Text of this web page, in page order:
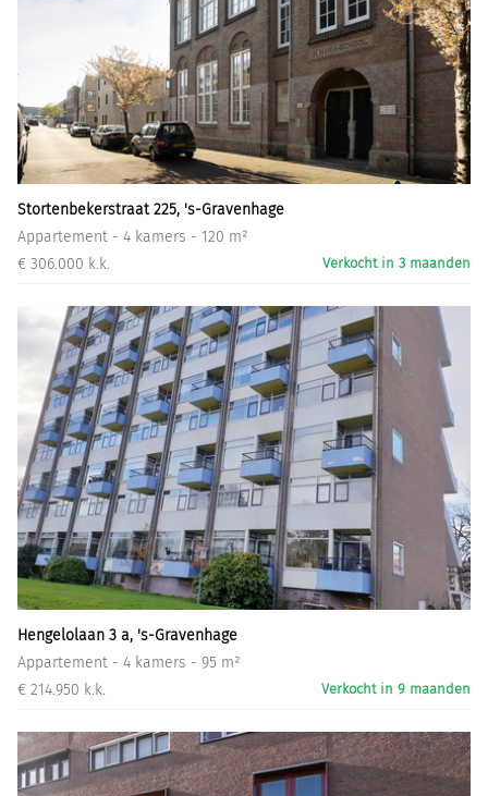
Stortenbekerstraat 225, 's-Gravenhage
Appartement - 4 kamers - 120 m²
€ 306.000 k.k.
Verkocht in 3 maanden
Hengelolaan 3 a, 's-Gravenhage
Appartement - 4 kamers - 95 m²
€ 214.950 k.k.
Verkocht in 9 maanden